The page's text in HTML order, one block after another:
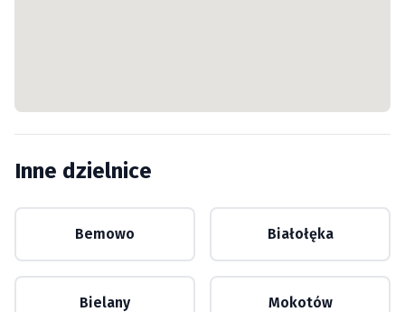
Inne dzielnice
Bemowo Białołęka
Bielany Mokotów